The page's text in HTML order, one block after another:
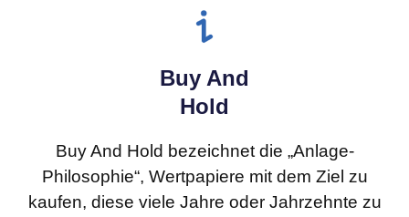
Buy And
Hold
Buy And Hold bezeichnet die „Anlage-
Philosophie“, Wertpapiere mit dem Ziel zu
kaufen, diese viele Jahre oder Jahrzehnte zu